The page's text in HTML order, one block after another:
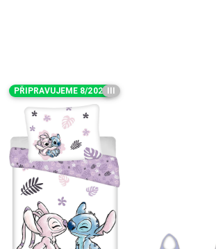
PŘIPRAVUJEME 8/2026III